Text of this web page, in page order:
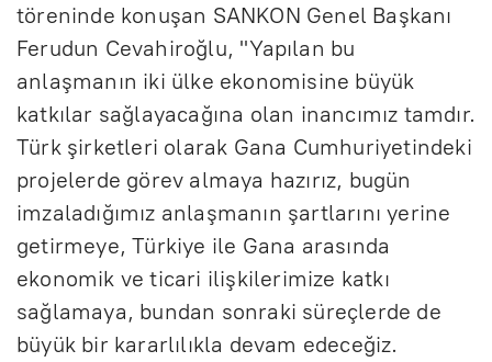
töreninde konuşan SANKON Genel Başkanı
Ferudun Cevahiroğlu, "Yapılan bu
anlaşmanın iki ülke ekonomisine büyük
katkılar sağlayacağına olan inancımız tamdır.
Türk şirketleri olarak Gana Cumhuriyetindeki
projelerde görev almaya hazırız, bugün
imzaladığımız anlaşmanın şartlarını yerine
getirmeye, Türkiye ile Gana arasında
ekonomik ve ticari ilişkilerimize katkı
sağlamaya, bundan sonraki süreçlerde de
büyük bir kararlılıkla devam edeceğiz.